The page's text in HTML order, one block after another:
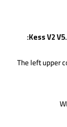
Kess V2
1. The left